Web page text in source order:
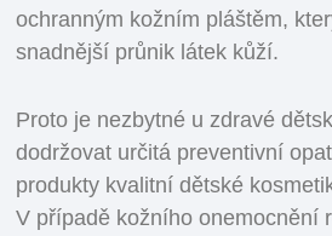
ochranným kožním pláštěm,
snadnější průnik látek kůží.
Proto je nezbytné u zdravé
dodržovat určitá preventivní
produkty kvalitní dětské
V případě kožního onemocnění